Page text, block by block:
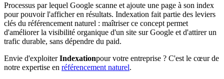
Processus par lequel Google scanne et ajoute une page à son index
pour pouvoir l'afficher en résultats. Indexation fait partie des leviers
clés du référencement naturel : maîtriser ce concept permet
d'améliorer la visibilité organique d'un site sur Google et d'attirer un
trafic durable, sans dépendre du paid.
Envie d'exploiterIndexationpour votre entreprise ? C'est le cœur de
notre expertise en référencement naturel.